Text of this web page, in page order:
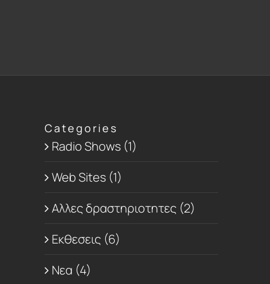
Categories
Radio Shows (1)
Web Sites (1)
Αλλες δραστηριοτητες (2)
Εκθεσεις (6)
Νεα (4)